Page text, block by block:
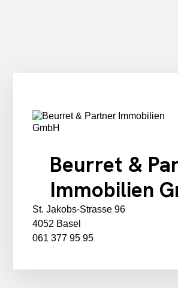
Beurret &
Immobilien
St. Jakobs-Strasse 96
4052 Basel
061 377 95 95